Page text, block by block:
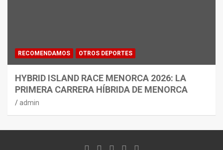
RECOMENDAMOS OTROS DEPORTES
HYBRID ISLAND RACE MENORCA 2026: LA
PRIMERA CARRERA HÍBRIDA DE MENORCA
admin